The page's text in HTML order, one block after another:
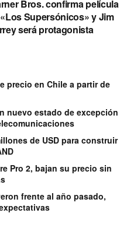
Bros. confirma película
Supersónicos» y Jim
será protagonista
precio en Chile a partir de
nuevo estado de excepción
de USD para construir
Pro 2, bajan su precio sin
frente al año pasado,